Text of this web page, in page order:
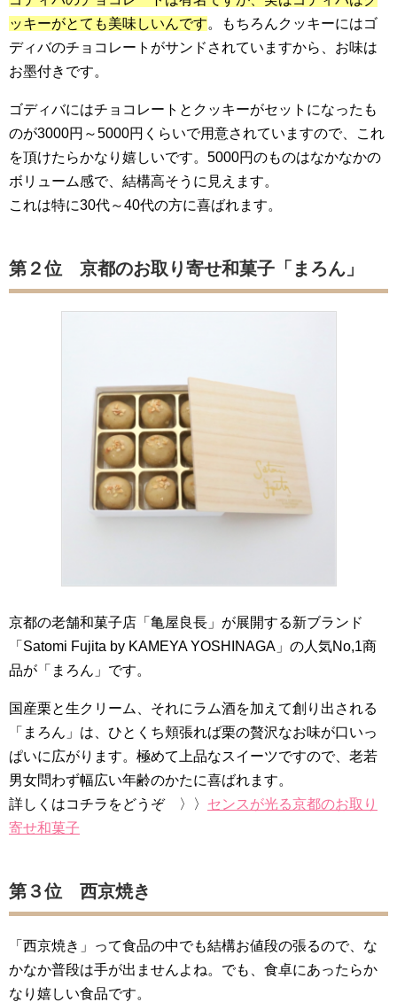
ッキーがとても美味しいんです。もちろんクッキーにはゴ
ディバのチョコレートがサンドされていますから、お味は
お墨付きです。
ゴディバにはチョコレートとクッキーがセットになったも
のが3000円～5000円くらいで用意されていますので、これ
を頂けたらかなり嬉しいです。5000円のものはなかなかの
ボリューム感で、結構高そうに見えます。
これは特に30代～40代の方に喜ばれます。
第２位 京都のお取り寄せ和菓子「まろん」
京都の老舗和菓子店「亀屋良長」が展開する新ブランド
「Satomi Fujita by KAMEYA YOSHINAGA」の人気No,1商
品が「まろん」です。
国産栗と生クリーム、それにラム酒を加えて創り出される
「まろん」は、ひとくち頬張れば栗の贅沢なお味が口いっ
ぱいに広がります。極めて上品なスイーツですので、老若
男女問わず幅広い年齢のかたに喜ばれます。
詳しくはコチラをどうぞ 〉〉 センスが光る京都のお取り
寄せ和菓子
第３位 西京焼き
「西京焼き」って食品の中でも結構お値段の張るので、な
かなか普段は手が出ませんよね。でも、食卓にあったらか
なり嬉しい食品です。